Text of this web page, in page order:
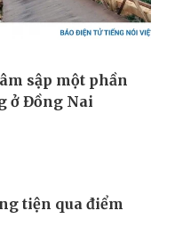
tiện qua điểm